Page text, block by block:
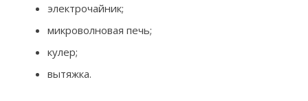
электрочайник;
микроволновая печь;
кулер;
вытяжка.